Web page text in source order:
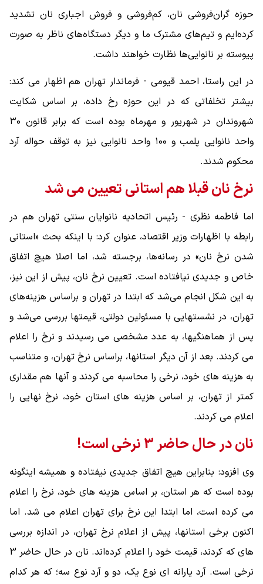
حوزه گران‌فروشی نان، کم‌فروشی و فروش اجباری نان تشدید
کرده‌ایم و تیم‌های مشترک ما و دیگر دستگاه‌های ناظر به صورت
پیوسته بر نانوایی‌ها نظارت خواهند داشت.
در این راستا، احمد قیومی - فرماندار تهران هم اظهار می کند:
بیشتر تخلفاتی که در این حوزه رخ داده، بر اساس شکایت
شهروندان در شهریور و مهرماه بوده است که برابر قانون ۳۰
واحد نانوایی پلمب و ۱۰۰ واحد نانوایی نیز به توقف حواله آرد
محکوم شدند.
نرخ نان قبلا هم استانی تعیین می شد
اما فاطمه نظری - رئیس اتحادیه نانوایان سنتی تهران هم در
رابطه با اظهارات وزیر اقتصاد، عنوان کرد: با اینکه بحث «استانی
شدن نرخ نان» در رسانه‌ها، برجسته شد، اما اصلا هیچ اتفاق
خاص و جدیدی نیافتاده است. تعیین نرخ نان، پیش از این نیز،
به این شکل انجام می‌شد که ابتدا در تهران و براساس هزینه‌های
تهران، در نشستهایی با مسئولین دولتی، قیمتها بررسی می‌شد و
پس از هماهنگیها، به عدد مشخصی می رسیدند و نرخ را اعلام
می کردند. بعد از آن دیگر استانها، براساس نرخ تهران، و متناسب
به هزینه های خود، نرخی را محاسبه می کردند و آنها هم مقداری
کمتر از تهران، بر اساس هزینه های استان خود، نرخ نهایی را
اعلام می کردند.
نان در حال حاضر 3 نرخی است!
وی افزود: بنابراین هیچ اتفاق جدیدی نیفتاده و همیشه اینگونه
بوده است که هر استان، بر اساس هزینه های خود، نرخ را اعلام
می کرده است، اما ابتدا این نرخ برای تهران اعلام می شد. اما
اکنون برخی استانها، پیش از اعلام نرخ تهران، در اندازه بررسی
های که کردند، قیمت خود را اعلام کرده‌اند. نان در حال حاضر 3
نرخی است. آرد یارانه ای نوع یک، دو و آرد نوع سه؛ که هر کدام